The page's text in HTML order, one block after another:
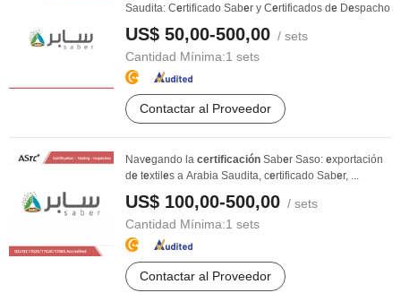
Saudita: Certificado Saber y Certificados de Despacho
US$ 50,00-500,00 / sets
Cantidad Mínima:1 sets
Contactar al Proveedor
Navegando la certificación Saber Saso: exportación
de textil es a Arabia Saudita, certificado Saber, ...
US$ 100,00-500,00 / sets
Cantidad Mínima:1 sets
Contactar al Proveedor